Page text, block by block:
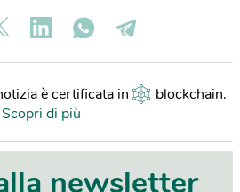
è certificata in blockchain.
Scopri di più
newsletter